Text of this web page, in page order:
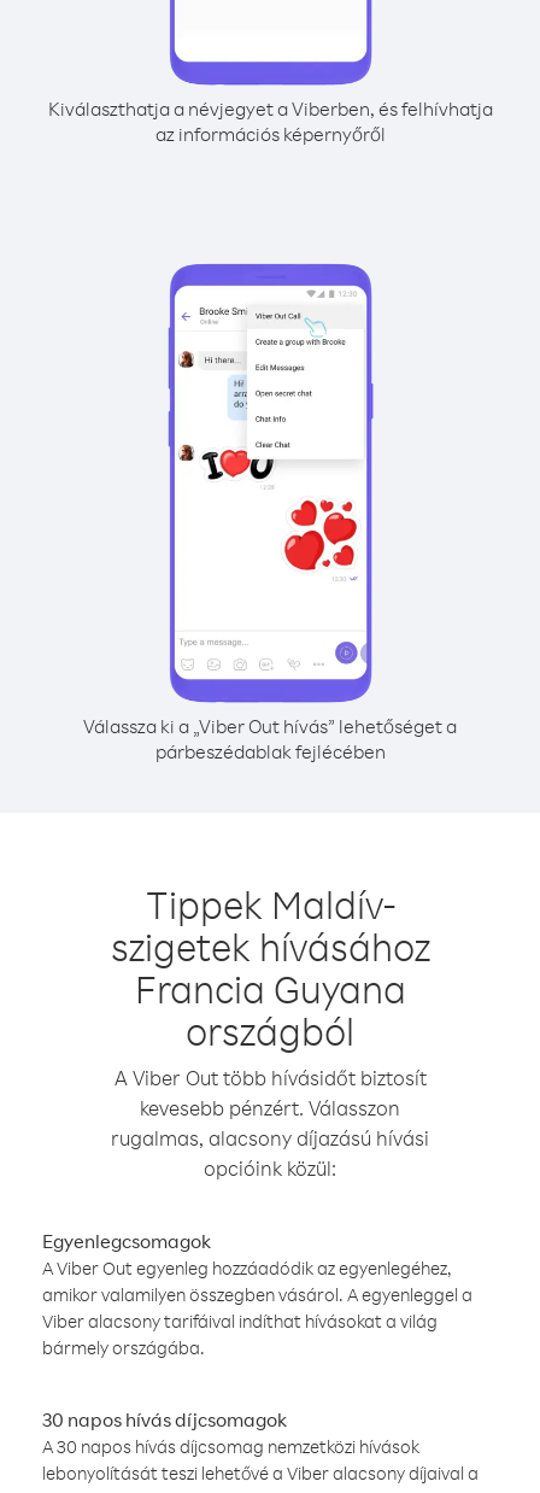
Kiválaszthatja a névjegyet a Viberben, és felhívhatja
az információs képernyőről
Válassza ki a „Viber Out hívás” lehetőséget a
párbeszédablak fejlécében
Tippek Maldív-
szigetek hívásához
Francia Guyana
országból
A Viber Out több hívásidőt biztosít
kevesebb pénzért. Válasszon
rugalmas, alacsony díjazású hívási
opcióink közül:
Egyenlegcsomagok
A Viber Out egyenleg hozzáadódik az egyenlegéhez,
amikor valamilyen összegben vásárol. A egyenleggel a
Viber alacsony tarifáival indíthat hívásokat a világ
bármely országába.
30 napos hívás díjcsomagok
A 30 napos hívás díjcsomag nemzetközi hívások
lebonyolítását teszi lehetővé a Viber alacsony díjaival a